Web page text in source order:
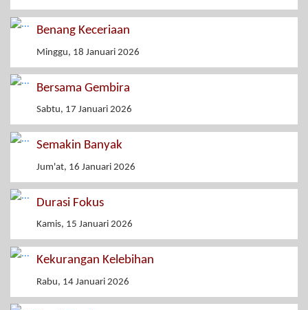
Benang Keceriaan
Minggu, 18 Januari 2026
Bersama Gembira
Sabtu, 17 Januari 2026
Semakin Banyak
Jum'at, 16 Januari 2026
Durasi Fokus
Kamis, 15 Januari 2026
Kekurangan Kelebihan
Rabu, 14 Januari 2026